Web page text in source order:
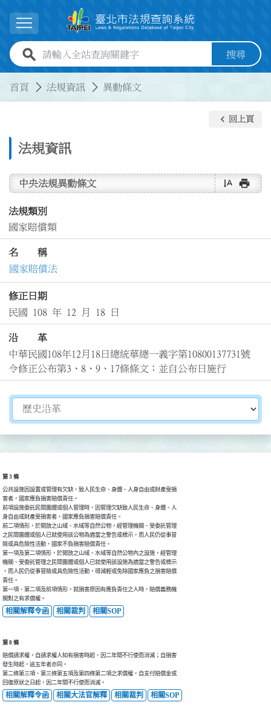
展開選單
全站查詢關鍵字欄位 搜尋
首頁 法規資訊 異動條文
法規資訊
keyboard_arrow_left 回上頁
中央法規異動條文 text_rotate_vertical print
法規類別
國家賠償類
名 稱
國家賠償法
修正日期
民國 108 年 12 月 18 日
沿 革
中華民國108年12月18日總統華總一義字第10800137731號
令修正公布第3、8、9、17條條文；並自公布日施行
切換選擇法規資訊內容
第 3 條
公共設施因設置或管理有欠缺，致人民生命、身體、人身自由或財產受損
害者，國家應負損害賠償責任。
前項設施委託民間團體或個人管理時，因管理欠缺致人民生命、身體、人
身自由或財產受損害者，國家應負損害賠償責任。
前二項情形，於開放之山域、水域等自然公物，經管理機關、受委託管理
之民間團體或個人已就使用該公物為適當之警告或標示，而人民仍從事冒
險或具危險性活動，國家不負損害賠償責任。
第一項及第二項情形，於開放之山域、水域等自然公物內之設施，經管理
機關、受委託管理之民間團體或個人已就使用該設施為適當之警告或標示
，而人民仍從事冒險或具危險性活動，得減輕或免除國家應負之損害賠償
責任。
第一項、第二項及前項情形，就損害原因有應負責任之人時，賠償義務機
關對之有求償權。
相關解釋令函 相關裁判 相關SOP
第 8 條
賠償請求權，自請求權人知有損害時起，因二年間不行使而消滅；自損害
發生時起，逾五年者亦同。
第二條第三項、第三條第五項及第四條第二項之求償權，自支付賠償金或
回復原狀之日起，因二年間不行使而消滅。
相關解釋令函 相關大法官解釋 相關裁判 相關SOP